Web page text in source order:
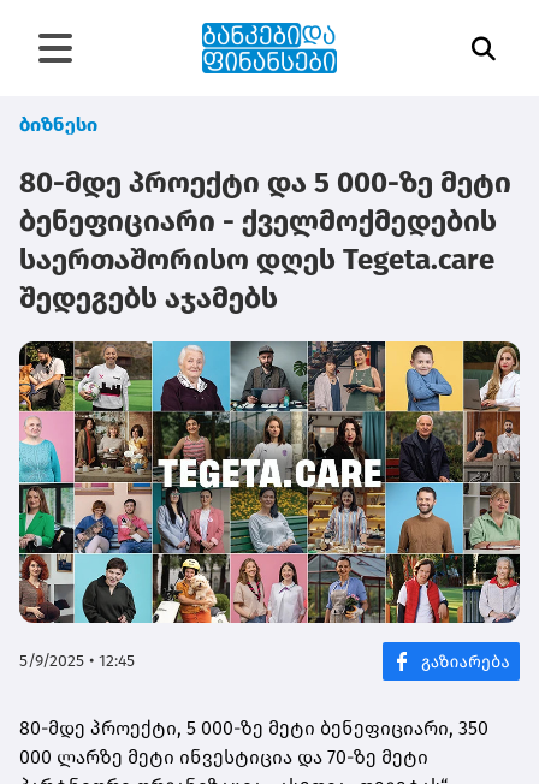
ბიზნესი
80-მდე პროექტი და 5 000-ზე მეტი
ბენეფიციარი - ქველმოქმედების
საერთაშორისო დღეს Tegeta.care
შედეგებს აჯამებს
5/9/2025 • 12:45
80-მდე პროექტი, 5 000-ზე მეტი ბენეფიციარი, 350
000 ლარზე მეტი ინვესტიცია და 70-ზე მეტი